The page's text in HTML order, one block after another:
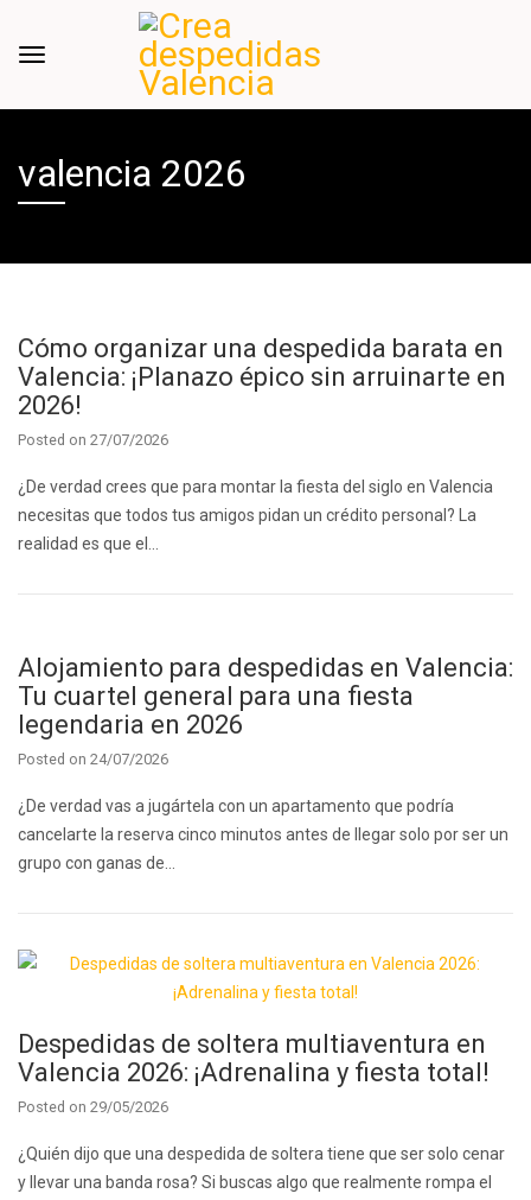
valencia 2026
Cómo organizar una despedida barata en
Valencia: ¡Planazo épico sin arruinarte en
2026!
Posted on 27/07/2026
¿De verdad crees que para montar la fiesta del siglo en Valencia
necesitas que todos tus amigos pidan un crédito personal? La
realidad es que el…
Alojamiento para despedidas en Valencia:
Tu cuartel general para una fiesta
legendaria en 2026
Posted on 24/07/2026
¿De verdad vas a jugártela con un apartamento que podría
cancelarte la reserva cinco minutos antes de llegar solo por ser un
grupo con ganas de…
Despedidas de soltera multiaventura en
Valencia 2026: ¡Adrenalina y fiesta total!
Posted on 29/05/2026
¿Quién dijo que una despedida de soltera tiene que ser solo cenar
y llevar una banda rosa? Si buscas algo que realmente rompa el